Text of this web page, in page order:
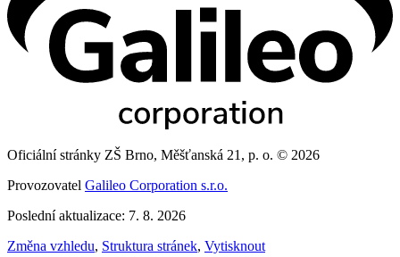
Oficiální stránky ZŠ Brno, Měšťanská 21, p. o. © 2026
Provozovatel Galileo Corporation s.r.o.
Poslední aktualizace: 7. 8. 2026
Změna vzhledu, Struktura stránek, Vytisknout